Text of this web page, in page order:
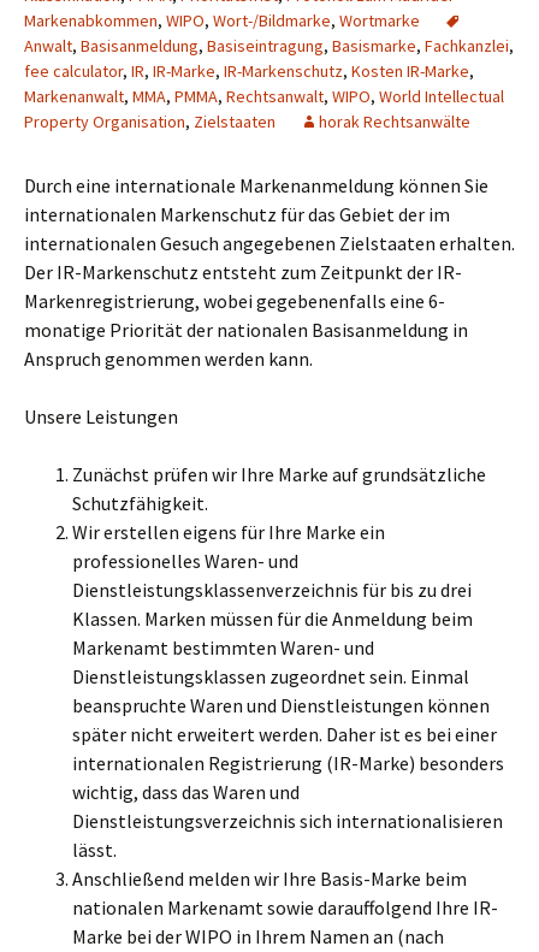
Markenabkommen, WIPO, Wort-/Bildmarke, Wortmarke
Anwalt, Basisanmeldung, Basiseintragung, Basismarke, Fachkanzlei,
fee calculator, IR, IR-Marke, IR-Markenschutz, Kosten IR-Marke,
Markenanwalt, MMA, PMMA, Rechtsanwalt, WIPO, World Intellectual
Property Organisation, Zielstaaten horak Rechtsanwälte
Durch eine internationale Markenanmeldung können Sie
internationalen Markenschutz für das Gebiet der im
internationalen Gesuch angegebenen Zielstaaten erhalten.
Der IR-Markenschutz entsteht zum Zeitpunkt der IR-
Markenregistrierung, wobei gegebenenfalls eine 6-
monatige Priorität der nationalen Basisanmeldung in
Anspruch genommen werden kann.
Unsere Leistungen
Zunächst prüfen wir Ihre Marke auf grundsätzliche
Schutzfähigkeit.
Wir erstellen eigens für Ihre Marke ein
professionelles Waren- und
Dienstleistungsklassenverzeichnis für bis zu drei
Klassen. Marken müssen für die Anmeldung beim
Markenamt bestimmten Waren- und
Dienstleistungsklassen zugeordnet sein. Einmal
beanspruchte Waren und Dienstleistungen können
später nicht erweitert werden. Daher ist es bei einer
internationalen Registrierung (IR-Marke) besonders
wichtig, dass das Waren und
Dienstleistungsverzeichnis sich internationalisieren
lässt.
Anschließend melden wir Ihre Basis-Marke beim
nationalen Markenamt sowie darauffolgend Ihre IR-
Marke bei der WIPO in Ihrem Namen an (nach